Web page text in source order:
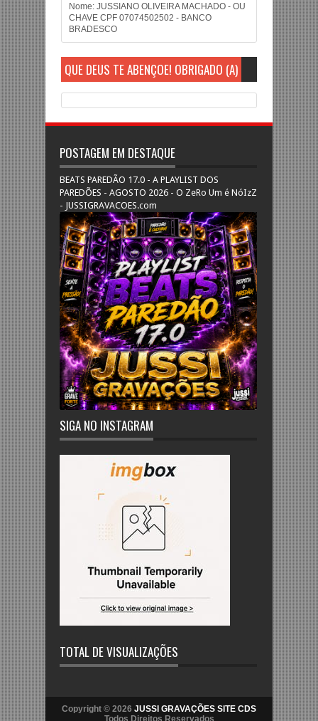
Nome: JUSSIANO OLIVEIRA MACHADO - OU
CHAVE CPF 07074502502 - BANCO
BRADESCO
QUE DEUS TE ABENÇOE! OBRIGADO (A)
POSTAGEM EM DESTAQUE
BEATS PAREDÃO 17.0 - A PLAYLIST DOS
PAREDÕES - AGOSTO 2026 - O ZeRo Um é NóIzZ
- JUSSIGRAVACOES.com
SIGA NO INSTAGRAM
TOTAL DE VISUALIZAÇÕES
Copyright © 2026 JUSSI GRAVAÇÕES SITE CDS
Todos Direitos Reservados